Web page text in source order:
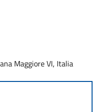
Maggiore VI, Italia